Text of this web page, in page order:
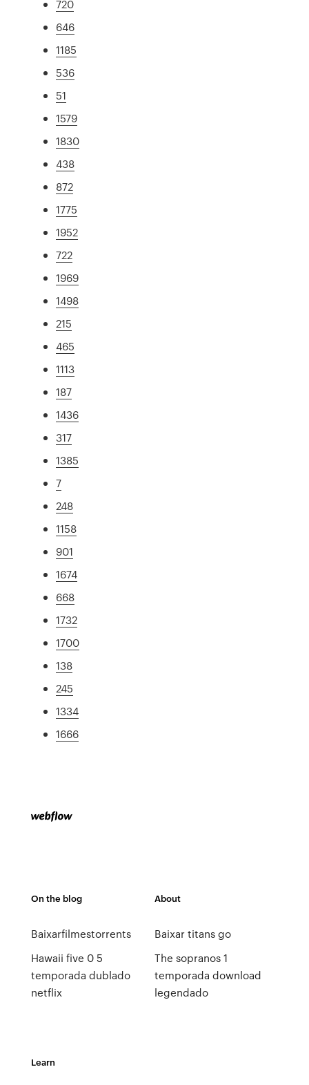
720
646
1185
536
51
1579
1830
438
872
1775
1952
722
1969
1498
215
465
1113
187
1436
317
1385
7
248
1158
901
1674
668
1732
1700
138
245
1334
1666
On the blog
Baixarfilmestorrents
Hawaii five 0 5
temporada dublado
netflix
About
Baixar titans go
The sopranos 1
temporada download
legendado
Learn